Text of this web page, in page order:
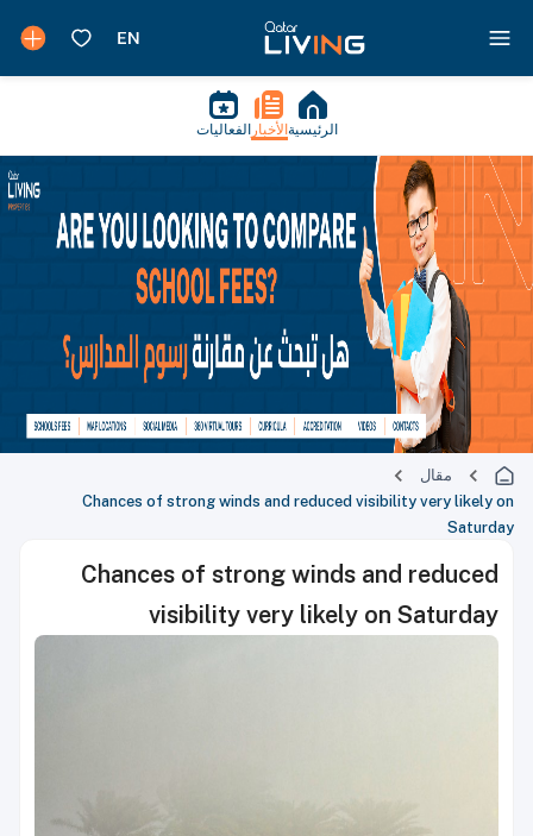
الرئيسية الأخبار الفعاليات
مقال
Chances of strong winds and reduced visibility very likely on
Saturday
Chances of strong winds and reduced
visibility very likely on Saturday